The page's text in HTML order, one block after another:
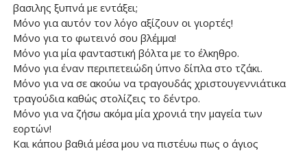
βασιλης ξυπνά με εντάξει;
Μόνο για αυτόν τον λόγο αξίζουν οι γιορτές!
Μόνο για το φωτεινό σου βλέμμα!
Μόνο για μία φανταστική βόλτα με το έλκηθρο.
Μόνο για έναν περιπετειώδη ύπνο δίπλα στο τζάκι.
Μόνο για να σε ακούω να τραγουδάς χριστουγεννιάτικα
τραγούδια καθώς στολίζεις το δέντρο.
Μόνο για να ζήσω ακόμα μία χρονιά την μαγεία των
εορτών!
Και κάπου βαθιά μέσα μου να πιστέυω πως ο άγιος